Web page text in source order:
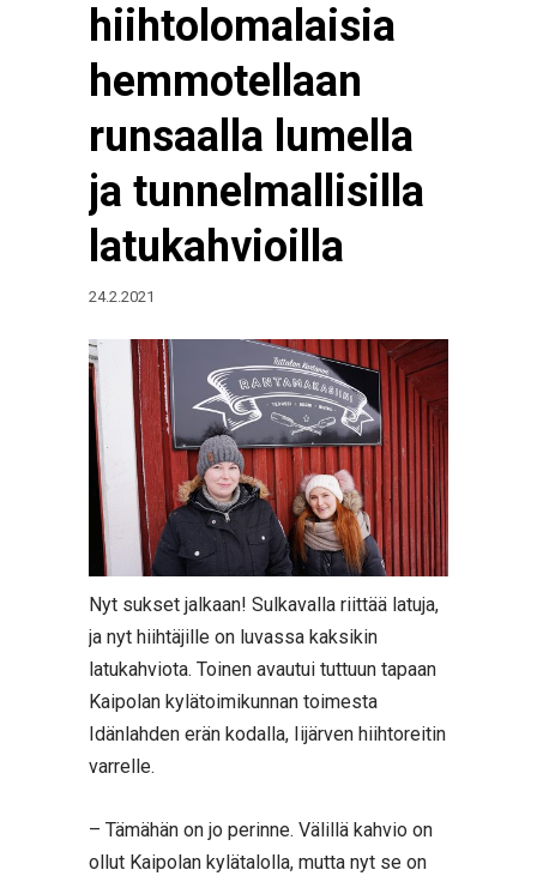
hiihtolomalaisia
hemmotellaan
runsaalla lumella
ja tunnelmallisilla
latukahvioilla
24.2.2021
Nyt sukset jalkaan! Sulkavalla riittää latuja,
ja nyt hiihtäjille on luvassa kaksikin
latukahviota. Toinen avautui tuttuun tapaan
Kaipolan kylätoimikunnan toimesta
Idänlahden erän kodalla, Iijärven hiihtoreitin
varrelle.
– Tämähän on jo perinne. Välillä kahvio on
ollut Kaipolan kylätalolla, mutta nyt se on